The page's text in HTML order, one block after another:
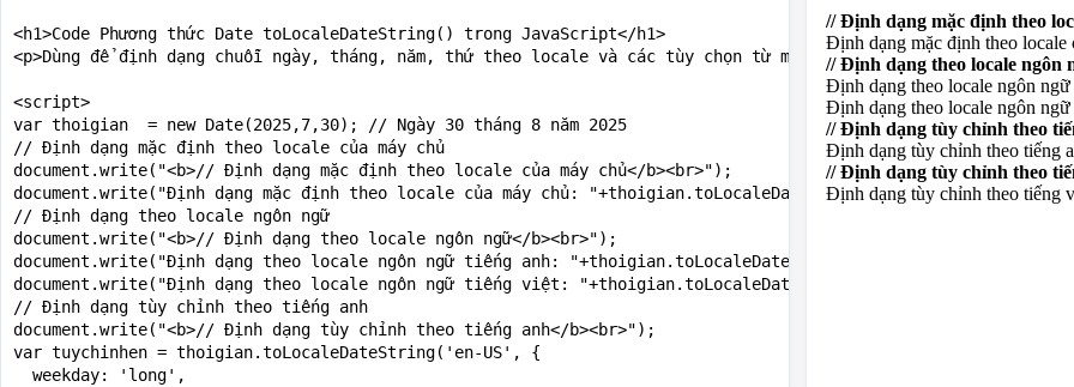
<h1>Code Phương thức Date toLocaleDateString() trong JavaScript</h1>
<p>Dùng để định dạng chuỗi ngày, tháng, năm, thứ theo locale và các tùy chọn từ một đối tượng thời gian
<script>
var thoigian  = new Date(2025,7,30); // Ngày 30 tháng 8 năm 2025
// Định dạng mặc định theo locale của máy chủ
document.write("<b>// Định dạng mặc định theo locale của máy chủ</b><br>");
document.write("Định dạng mặc định theo locale của máy chủ: "+thoigian.toLocaleDateString()+"<br>"); // Kết
// Định dạng theo locale ngôn ngữ
document.write("<b>// Định dạng theo locale ngôn ngữ</b><br>");
document.write("Định dạng theo locale ngôn ngữ tiếng anh: "+thoigian.toLocaleDateString('en-US')+"<br>"); //
document.write("Định dạng theo locale ngôn ngữ tiếng việt: "+thoigian.toLocaleDateString('vi-VN')+"<br>"); //
// Định dạng tùy chỉnh theo tiếng anh
document.write("<b>// Định dạng tùy chỉnh theo tiếng anh</b><br>");
var tuychinhen = thoigian.toLocaleDateString('en-US', {
  weekday: 'long',